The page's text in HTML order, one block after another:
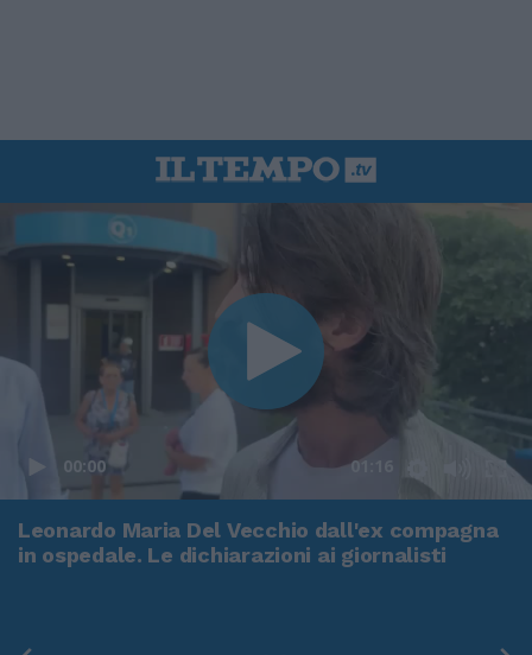
00:00 01:16
Leonardo Maria Del Vecchio dall'ex compagna
in ospedale. Le dichiarazioni ai giornalisti